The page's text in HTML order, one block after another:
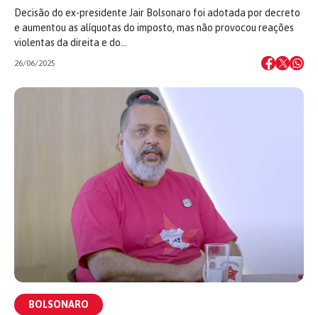
Decisão do ex-presidente Jair Bolsonaro foi adotada por decreto
e aumentou as alíquotas do imposto, mas não provocou reações
violentas da direita e do…
26/06/2025
BOLSONARO